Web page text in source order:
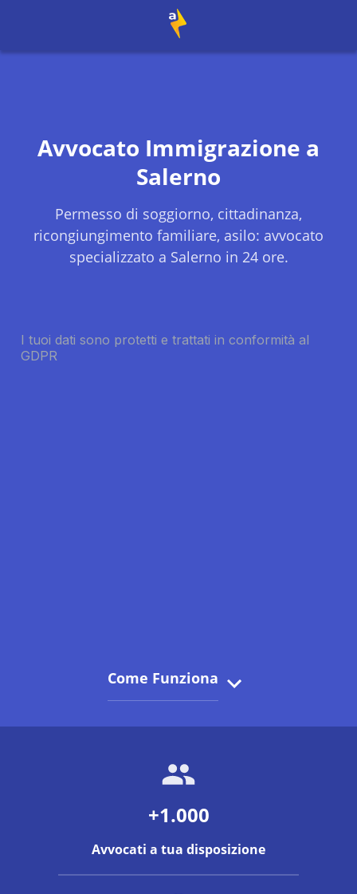
Avvocato Immigrazione a
Salerno
Permesso di soggiorno, cittadinanza,
ricongiungimento familiare, asilo: avvocato
specializzato a Salerno in 24 ore.
Come Funziona
+1.000
Avvocati a tua disposizione